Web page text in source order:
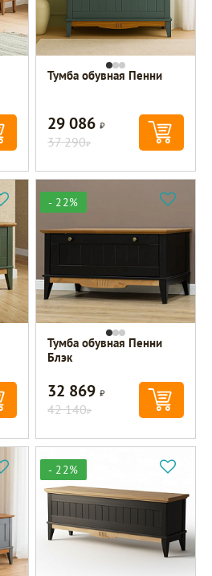
Тумба обувная Пенни
29 086Р
37 290Р
- 22%
Тумба обувная Пенни
Блэк
32 869Р
42 140Р
- 22%